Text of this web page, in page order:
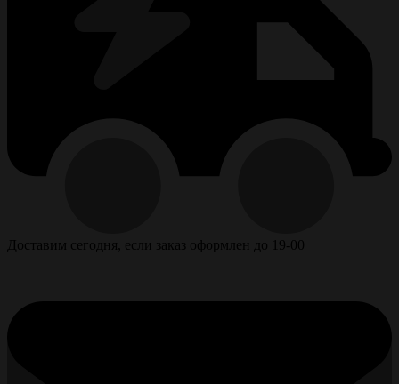
Доставим сегодня, если заказ оформлен до 19-00